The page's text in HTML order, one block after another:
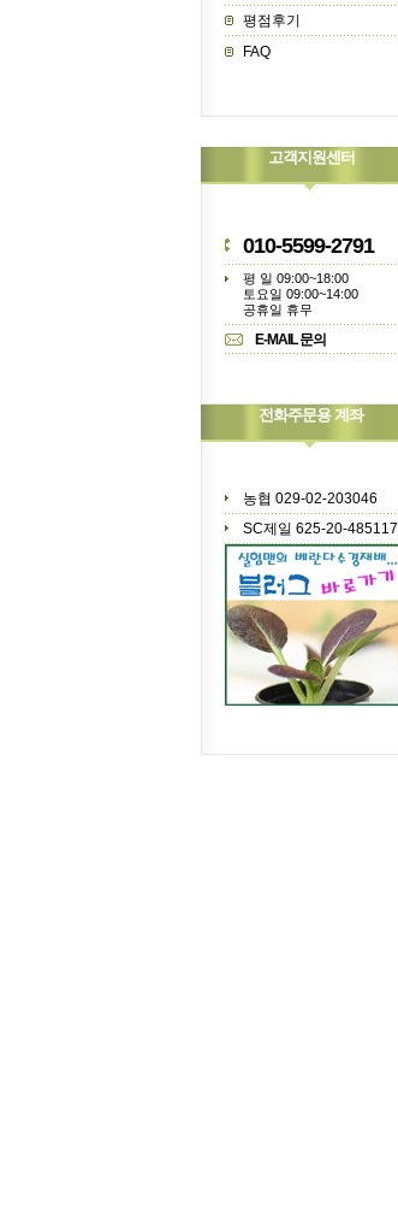
평점후기
FAQ
고객지원센터
010-5599-2791
평 일 09:00~18:00
토요일 09:00~14:00
공휴일 휴무
E-MAIL 문의
전화주문용 계좌
농협 029-02-203046
SC제일 625-20-485117